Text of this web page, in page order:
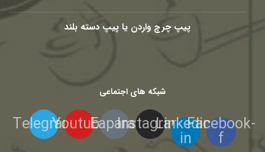
پیپ چرچ واردن یا پیپ دسته بلند
شبکه های اجتماعی
Facebook-
f
Linkedin-
in
Instagram
Eaparat
Youtube
Telegram